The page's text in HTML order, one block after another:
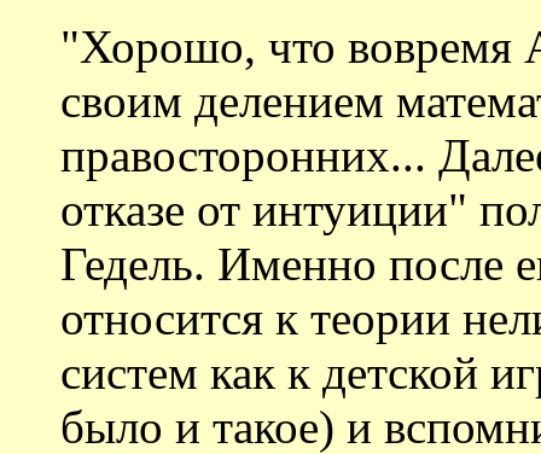
"Хорошо, что вовремя
своим делением
правосторонних...
отказе от интуиции"
Гедель. Именно после
относится к теории
систем как к детской
было и такое) и